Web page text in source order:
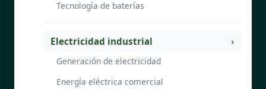
Tecnología de baterías
Electricidad industrial
Generación de electricidad
Energía eléctrica comercial